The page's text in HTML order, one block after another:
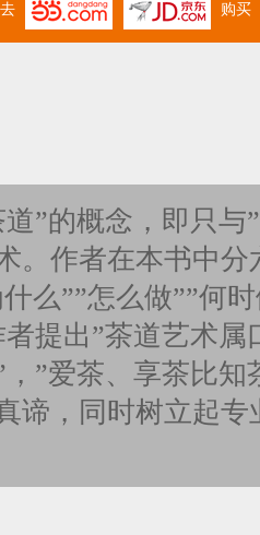
购买
”的概念，即只与
。作者在本书中
么””怎么做””何
提出”茶道艺术属
”爱茶、享茶比知
谛，同时树立起